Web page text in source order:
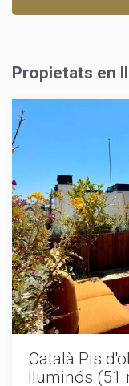
Propietats en
Català Pis
lluminós (51
Modificar
Tècniques i